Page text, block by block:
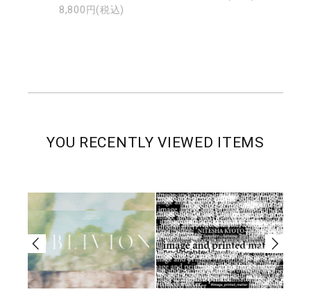
8,800円(税込)
YOU RECENTLY VIEWED ITEMS